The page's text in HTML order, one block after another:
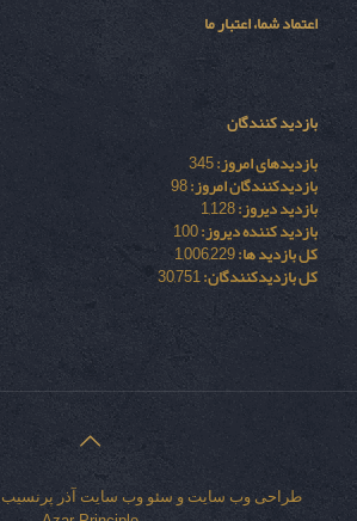
اعتماد شما، اعتبار ما
بازدید کنندگان
بازدیدهای امروز:345
بازدیدکنندگان امروز:98
بازدید دیروز:1,128
بازدید کننده دیروز:100
کل بازدید ها:1,006,229
کل بازدیدکنند‌گان:30,751
طراحی وب سایت و سئو وب سایت آذر پرنسیب